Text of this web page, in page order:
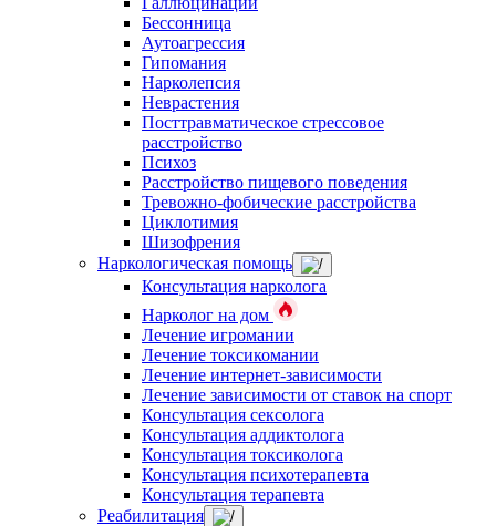
Бессонница
Аутоагрессия
Гипомания
Нарколепсия
Неврастения
Посттравматическое стрессовое
расстройство
Психоз
Расстройство пищевого поведения
Тревожно-фобические расстройства
Циклотимия
Шизофрения
Наркологическая помощь
Консультация нарколога
Нарколог на дом
Лечение игромании
Лечение токсикомании
Лечение интернет-зависимости
Лечение зависимости от ставок на спорт
Консультация сексолога
Консультация аддиктолога
Консультация токсиколога
Консультация психотерапевта
Консультация терапевта
Реабилитация